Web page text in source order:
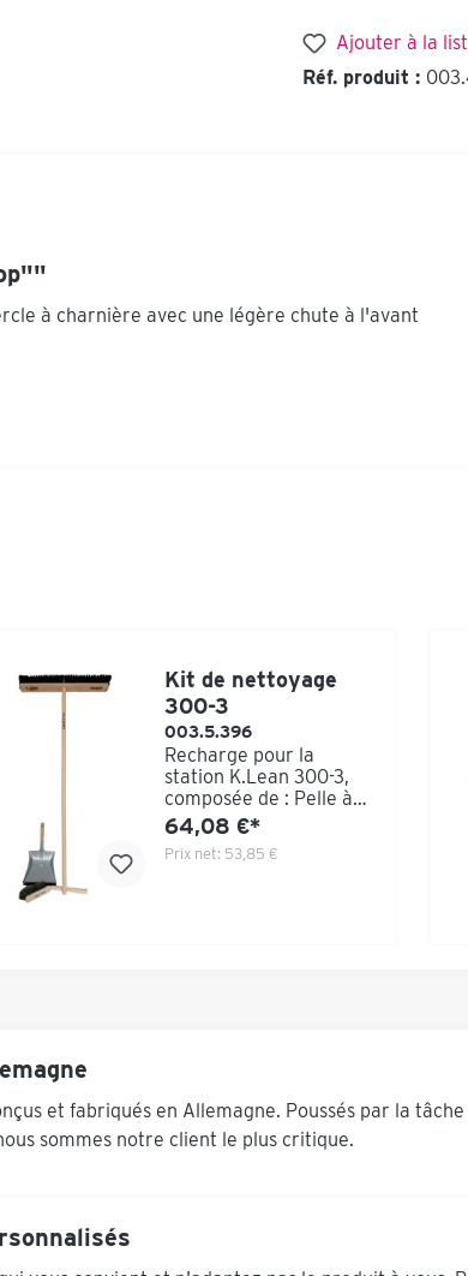
Ajouter à la
Réf. produit :
à charnière avec une légère chute à l'avant
Kit de nettoyage
300-3
003.5.396
Recharge pour la
station K.Lean 300-3,
composée de : Pelle à
poussière en métal avec
manche en bois
cheveux mixtes - brosse
64,08 €*
Prix net: 53,85 €
et fabriqués en Allemagne. Poussés par la
sommes notre client le plus critique.